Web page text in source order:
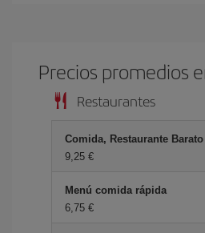
Precios promedios
Restaurantes
Comida, Restaurante Barato
9,25 €
Menú comida rápida
6,75 €